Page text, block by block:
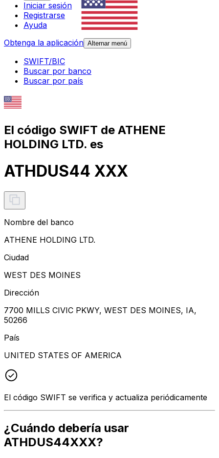
Iniciar sesión
Registrarse
Ayuda
Obtenga la aplicación Alternar menú
SWIFT/BIC
Buscar por banco
Buscar por país
El código SWIFT de ATHENE
HOLDING LTD. es
ATHDUS44 XXX
Nombre del banco
ATHENE HOLDING LTD.
Ciudad
WEST DES MOINES
Dirección
7700 MILLS CIVIC PKWY, WEST DES MOINES, IA,
50266
País
UNITED STATES OF AMERICA
El código SWIFT se verifica y actualiza periódicamente
¿Cuándo debería usar
ATHDUS44XXX?